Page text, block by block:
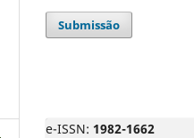
Submissão
e-ISSN: 1982-1662